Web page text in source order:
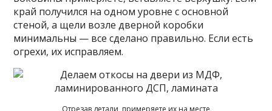
край получился на одном уровне с основной
стеной, а щели возле дверной коробки
минимальны — все сделано правильно. Если есть
огрехи, их исправляем.
Отрезав детали, примеряете их на месте